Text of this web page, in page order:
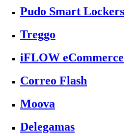
Pudo Smart Lockers
Treggo
iFLOW eCommerce
Correo Flash
Moova
Delegamas